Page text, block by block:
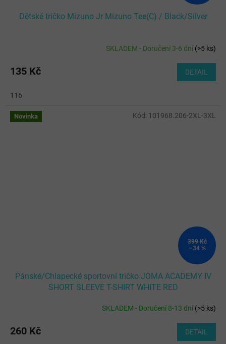
Dětské tričko Mizuno Jr Mizuno Tee(C) / Black/Silver
SKLADEM - Doručení 3-6 dní(>5 ks)
135 Kč DETAIL
116
Novinka
399 Kč
–34 %
Pánské/Chlapecké sportovní tričko JOMA ACADEMY IV
SHORT SLEEVE T-SHIRT WHITE RED
SKLADEM - Doručení 8-13 dní(>5 ks)
260 Kč DETAIL
Kód: 101968.206-2XL-3XL